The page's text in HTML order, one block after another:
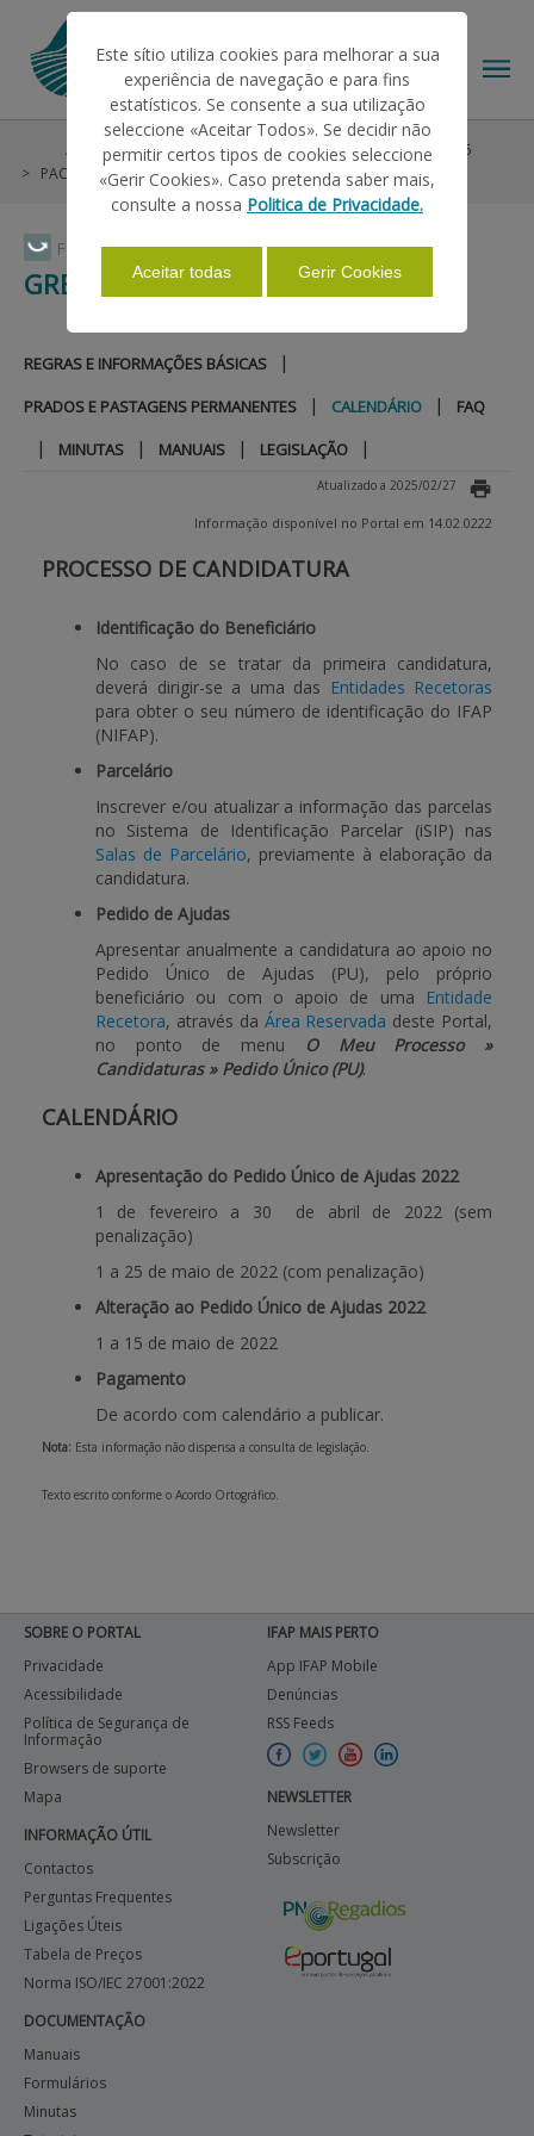
Faça Swipe para ver o menu
O IFAP
AJUDAS/APOIOS
INFORMAÇÕES
ESTATÍSTICAS
APOIO AO BENEFICIÁRIO
Entrar / Registar
Ajudas/Apoios Ajudas no Pedido Único
Pré-PU 2025
PAC 2014-2022
Greening Calendário
GREENING
REGRAS E INFORMAÇÕES BÁSICAS |
PRADOS E PASTAGENS PERMANENTES | CALENDÁRIO | FAQ
| MINUTAS | MANUAIS | LEGISLAÇÃO |
Atualizado a 2025/02/27
Informação disponível no Portal em 14.02.0222
PROCESSO DE CANDIDATURA
Identificação do Beneficiário
No caso de se tratar da primeira candidatura,
deverá dirigir-se a uma das Entidades Recetoras
para obter o seu número de identificação do IFAP
(NIFAP).
Parcelário
Inscrever e/ou atualizar a informação das parcelas
no Sistema de Identificação Parcelar (iSIP) nas
Salas de Parcelário, previamente à elaboração da
candidatura.
Pedido de Ajudas
Apresentar anualmente a candidatura ao apoio no
Pedido Único de Ajudas (PU), pelo próprio
beneficiário ou com o apoio de uma
Entidade
Recetora, através da Área Reservada deste Portal,
no ponto de menu
O Meu Processo »
Candidaturas » Pedido Único (PU).
CALENDÁRIO
Apresentação do Pedido Único de Ajudas 2022
1 de fevereiro a 30 de abril de 2022 (sem
penalização)
1 a 25 de maio de 2022 (com penalização)
Alteração ao Pedido Único de Ajudas 2022
1 a 15 de maio de 2022
Pagamento
De acordo com calendário a publicar.
Nota: Esta informação não dispensa a consulta de legislação.
Texto escrito conforme o Acordo Ortográfico.
SOBRE O PORTAL
Privacidade
Acessibilidade
Política de Segurança de
Informação
Browsers de suporte
Mapa
INFORMAÇÃO ÚTIL
Contactos
Perguntas Frequentes
Ligações Úteis
Tabela de Preços
Norma ISO/IEC 27001:2022
DOCUMENTAÇÃO
Manuais
Formulários
Minutas
IFAP MAIS PERTO
App IFAP Mobile
Denúncias
RSS Feeds
NEWSLETTER
Newsletter
Subscrição
Este sítio utiliza cookies para melhorar a sua
experiência de navegação e para fins
estatísticos. Se consente a sua utilização
seleccione «Aceitar Todos». Se decidir não
permitir certos tipos de cookies seleccione
«Gerir Cookies». Caso pretenda saber mais,
consulte a nossa Politica de Privacidade.
Aceitar todas Gerir Cookies